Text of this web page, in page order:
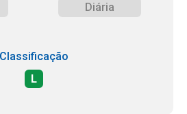
Diária
Classificação
L